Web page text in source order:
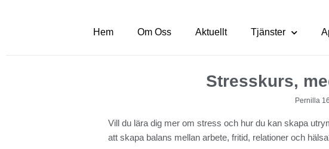
Hem Om Oss Aktuellt Tjänster
Stresskurs,
Pernilla
Vill du lära dig mer om stress och hur du kan skapa
att skapa balans mellan arbete, fritid, relationer och